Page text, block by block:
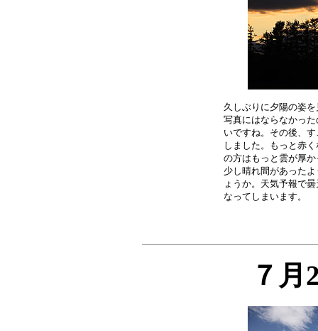
久しぶりに夕陽の姿
写真にはならなかっ
いですね。その後、
しました。もっと赤
の方はもっと雲が厚
少し晴れ間があった
ょうか。天気予報で
７月